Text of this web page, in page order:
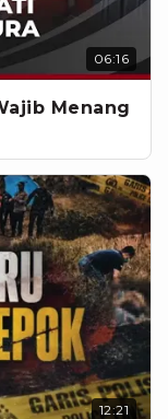
06:16
Menang
12:21